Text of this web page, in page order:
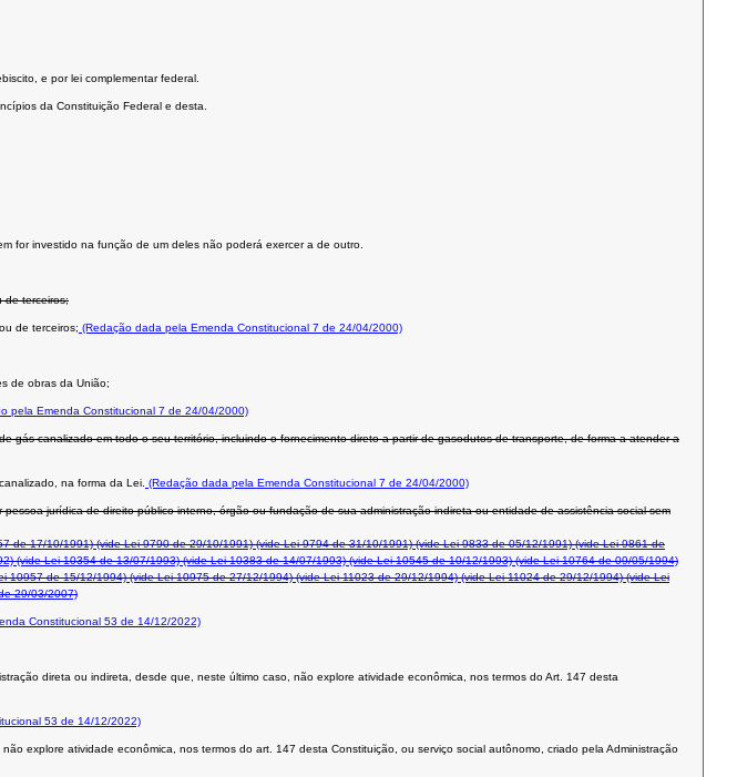
e por lei complementar federal.
da Constituição Federal e desta.
for investido na função de um deles não poderá exercer a de outro.
de terceiros;
de terceiros; (Redação dada pela Emenda Constitucional 7 de 24/04/2000)
de obras da União;
pela Emenda Constitucional 7 de 24/04/2000)
canalizado em todo o seu território, incluindo o fornecimento direto a partir de gasodutos de transporte, de forma a atender a
na forma da Lei. (Redação dada pela Emenda Constitucional 7 de 24/04/2000)
jurídica de direito público interno, órgão ou fundação de sua administração indireta ou entidade de assistência social sem
de 17/10/1991)(vide Lei 9790 de 29/10/1991)(vide Lei 9794 de 31/10/1991)(vide Lei 9833 de 05/12/1991)(vide Lei 9861 de
(vide Lei 10354 de 13/07/1993)(vide Lei 10383 de 14/07/1993)(vide Lei 10545 de 10/12/1993)(vide Lei 10764 de 09/05/1994)
10957 de 15/12/1994)(vide Lei 10975 de 27/12/1994)(vide Lei 11023 de 29/12/1994)(vide Lei 11024 de 29/12/1994)(vide Lei
29/03/2007)
Constitucional 53 de 14/12/2022)
direta ou indireta, desde que, neste último caso, não explore atividade econômica, nos termos do Art. 147 desta
53 de 14/12/2022)
explore atividade econômica, nos termos do art. 147 desta Constituição, ou serviço social autônomo, criado pela Administração